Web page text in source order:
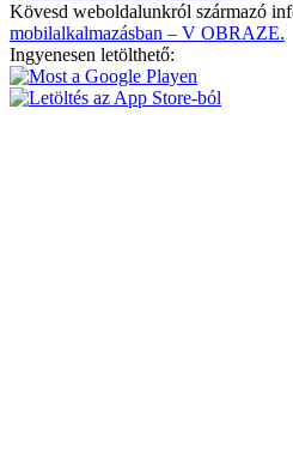
Kövesd weboldalunkról származó
mobilalkalmazásban – V OBRAZE.
Ingyenesen letölthető: